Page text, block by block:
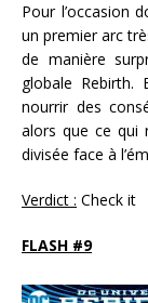
Pour l’occasion
un premier arc
de manière
globale
nourrir des
alors que ce qui
divisée face à
Verdict : Check it
FLASH #9